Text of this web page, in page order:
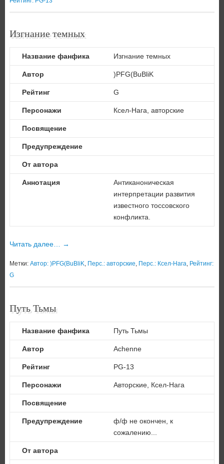
Изгнание темных
Название фанфика Изгнание темных
Автор )PFG(BuBliK
Рейтинг G
Персонажи Ксел-Нага, авторские
Посвящение
Предупреждение
От автора
Аннотация
Антиканоническая
интерпретации развития
известного тоссовского
конфликта.
Читать далее… →
Метки: Автор: )PFG(BuBliK, Перс.: авторские, Перс.: Ксел-Нага, Рейтинг:
G
Путь Тьмы
Название фанфика Путь Тьмы
Автор Achenne
Рейтинг PG-13
Персонажи Авторские, Ксел-Нага
Посвящение
Предупреждение
ф/ф не окончен, к
сожалению...
От автора